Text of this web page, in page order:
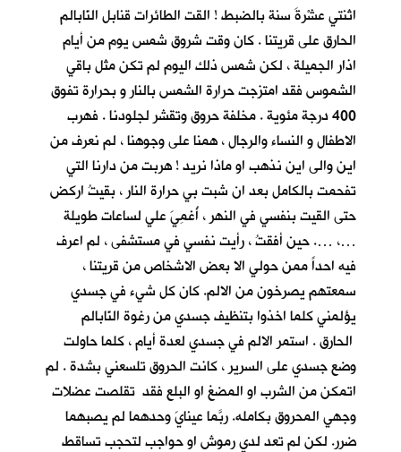
اثنتي عشْرةَ سنة بالضبط ! القت الطائرات قنابل النّابالم
الحارق على قريتنا . كان وقت شروق شمس يوم من أيام
اذار الجميلة ، لكن شمس ذلك اليوم لم تكن مثل باقي
الشموس فقد امتزجت حرارة الشمس بالنار و بحرارة تفوق
400 درجة مئوية . مخلفة حروق وتقشر لجلودنا . فهرب
الاطفال و النساء والرجال ، همنا على وجوهنا ، لم نعرف من
اين والى اين نذهب او ماذا نريد ! هربت من دارنا التي
تفحمت بالكامل بعد ان شبت بي حرارة النار ، بقيتُ اركض
حتى القيت بنفسي في النهر ، أُغمِيَ علي لساعات طويلة
…، …. حين أفقتُ ، رأيت نفسي في مستشفى ، لم اعرف
فيه احداً ممن حولي الا بعض الاشخاص من قريتنا ،
سمعتهم يصرخون من الالم. كان كل شيء في جسدي
يؤلمني كلما اخذوا بتنظيف جسدي من رغوة النّابالم
الحارق . استمر الالم في جسدي لعدة أيام ، كلما حاولت
وضع جسدي على السرير ، كانت الحروق تلسعني بشدة . لم
اتمكن من الشرب او المضغ او البلع فقد تقلصت عضلات
وجهي المحروق بكامله. ربَّما عينايَ وحدهما لم يصبهما
ضرر. لكن لم تعد لدي رموش او حواجب لتحجب تساقط